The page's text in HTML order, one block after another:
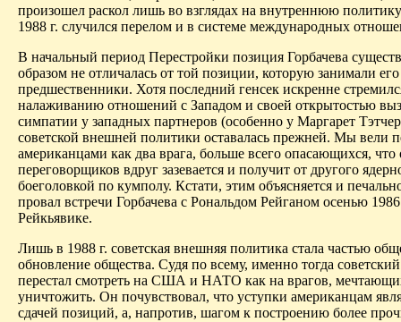
произошел раскол лишь во взглядах на внутреннюю
1988 г. случился перелом и в системе международных
В начальный период Перестройки позиция Горбачева
образом не отличалась от той позиции, которую занимали его
предшественники. Хотя последний генсек искренне
налаживанию отношений с Западом и своей открытостью
симпатии у западных партнеров (особенно у Маргарет
советской внешней политики оставалась прежней. Мы вели
американцами как два врага, больше всего опасающихся, что
переговорщиков вдруг зазевается и получит от другого
боеголовкой по кумполу. Кстати, этим объясняется и
провал встречи Горбачева с Рональдом Рейганом осенью 1986
Рейкьявике.
Лишь в 1988 г. советская внешняя политика стала частью
обновление общества. Судя по всему, именно тогда
перестал смотреть на США и НАТО как на врагов,
уничтожить. Он почувствовал, что уступки американцам
сдачей позиций, а, напротив, шагом к построению более